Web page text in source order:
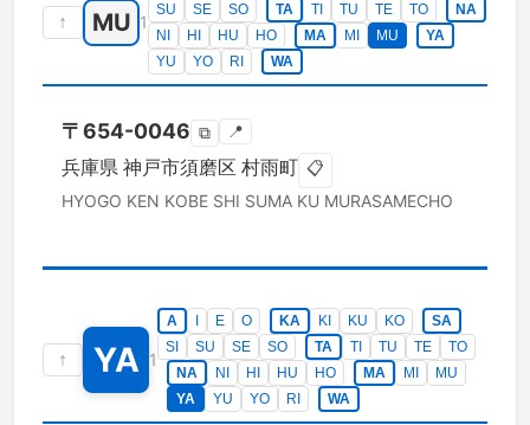
↑ MU 1
SU
SE SO TA TI TU TE TO
NA
NI
HI HU HO MA MI MU
YA
YU
YO RI WA
〒654-0046 ⧉ 📍
兵庫県 神戸市須磨区 村雨町 📋
HYOGO KEN KOBE SHI SUMA KU MURASAMECHO
↑ YA 1
A E O KA KI KU KO
SA
SI
SU SE SO TA TI TU TE
TO
NA
NI HI HU HO MA MI
MU
YA
YU YO RI WA